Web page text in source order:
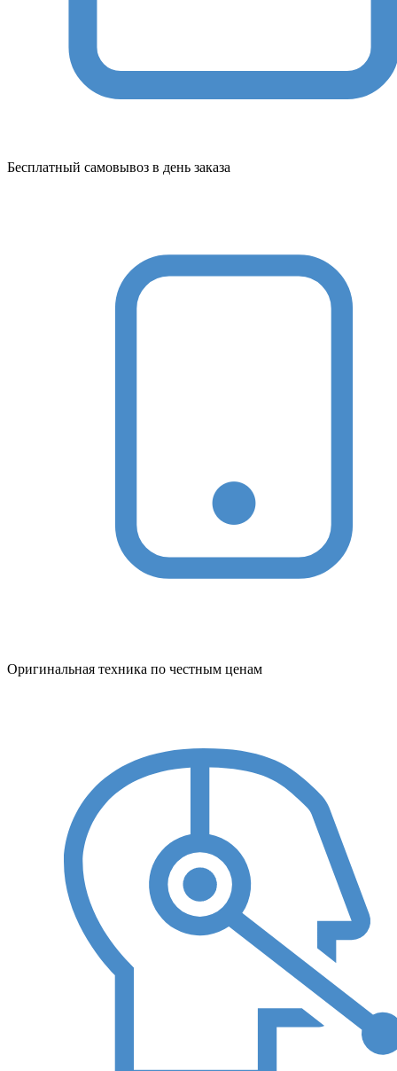
Бесплатный самовывоз в день заказа
Оригинальная техника по честным ценам